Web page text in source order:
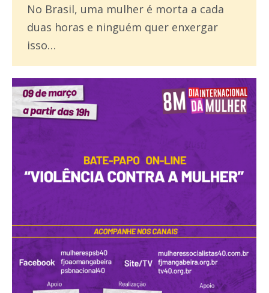
No Brasil, uma mulher é morta a cada
duas horas e ninguém quer enxergar
isso…